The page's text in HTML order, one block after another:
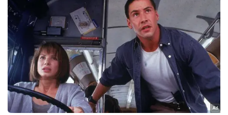
करंट अफेयर्स—इन सभी पर उनकी पकड़ मजबूत है। तेजी से खबर ब्रेक करना
और युवाओं को उपयोगी और प्रेरक जानकारी देना उनकी प्रमुख विशेषताओं में
शामिल है। पांच साल से आदित्य सिंह लगातार एजुकेशन सेक्शन के लिए खबरें लिख
रहे हैं और छह हजार से अधिक आर्टिकल पब्लिश कर चुके हैं। एक एजुकेशन राइटर
के रूप में उनका फोकस हमेशा यही रहता है कि छात्रों और युवाओं तक सटीक,
समय पर और उपयोगी जानकारी सबसे पहले पहुंचे।
Follow Us:
Subscribe to our daily Newsletter!
SUBMIT